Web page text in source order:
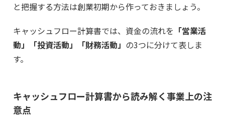
と把握する方法は創業初期から作っておきましょう。
キャッシュフロー計算書では、資金の流れを 「営業活
動」「投資活動」「財務活動」 の3つに分けて表しま
す。
キャッシュフロー計算書から読み解く事業上の注
意点